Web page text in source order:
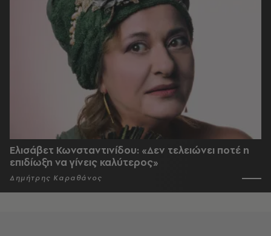
Ελισάβετ Κωνσταντινίδου: «Δεν τελειώνει ποτέ η
επιδίωξη να γίνεις καλύτερος»
Δημήτρης Καραθάνος